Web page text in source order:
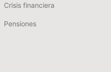
Crisis financiera
Pensiones